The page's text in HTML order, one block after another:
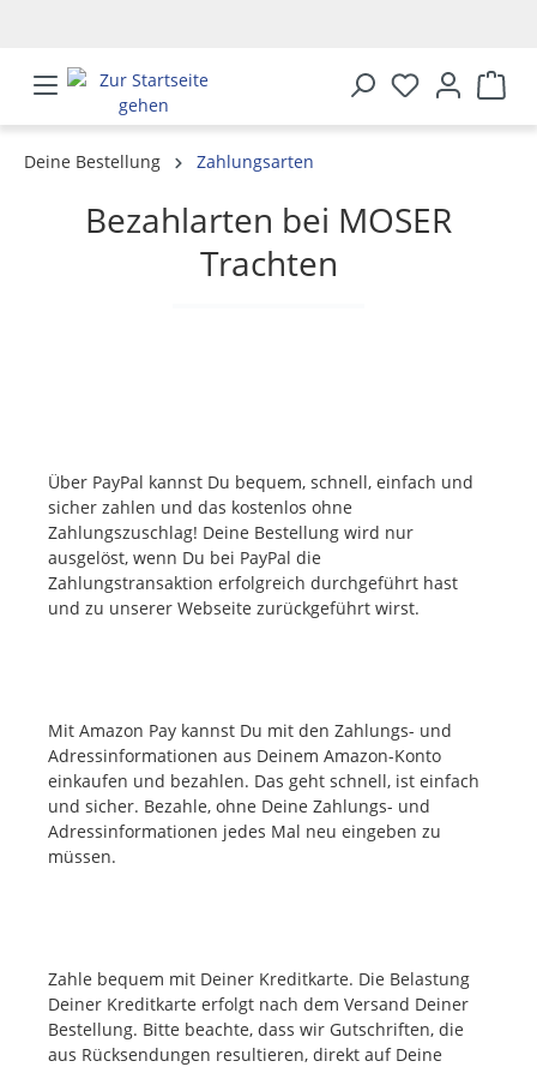
Deine Bestellung Zahlungsarten
Bezahlarten bei MOSER
Trachten
Über PayPal kannst Du bequem, schnell, einfach und
sicher zahlen und das kostenlos ohne
Zahlungszuschlag! Deine Bestellung wird nur
ausgelöst, wenn Du bei PayPal die
Zahlungstransaktion erfolgreich durchgeführt hast
und zu unserer Webseite zurückgeführt wirst.
Mit Amazon Pay kannst Du mit den Zahlungs- und
Adressinformationen aus Deinem Amazon-Konto
einkaufen und bezahlen. Das geht schnell, ist einfach
und sicher. Bezahle, ohne Deine Zahlungs- und
Adressinformationen jedes Mal neu eingeben zu
müssen.
Zahle bequem mit Deiner Kreditkarte. Die Belastung
Deiner Kreditkarte erfolgt nach dem Versand Deiner
Bestellung. Bitte beachte, dass wir Gutschriften, die
aus Rücksendungen resultieren, direkt auf Deine